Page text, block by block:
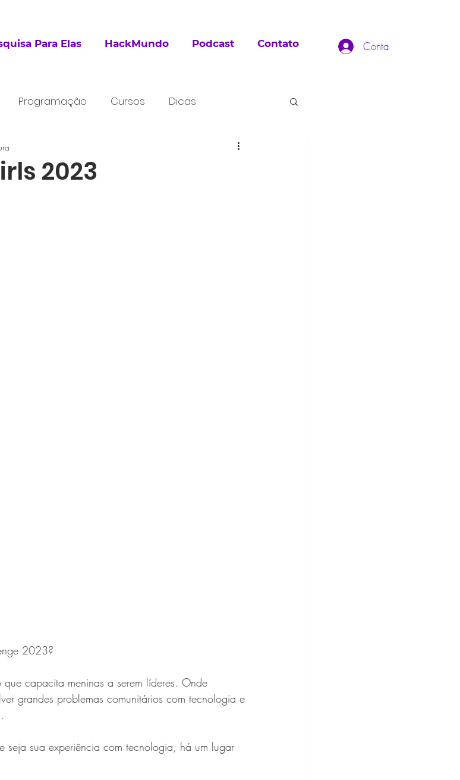
Para Elas HackMundo Podcast Contato Conta
Programação Cursos Dicas
2023
2023?
capacita meninas a serem líderes. Onde
grandes problemas comunitários com tecnologia e
seja sua experiência com tecnologia, há um lugar